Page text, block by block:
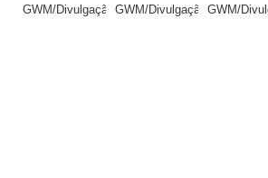
GWM/Divulgação GWM/Divulgação GWM/